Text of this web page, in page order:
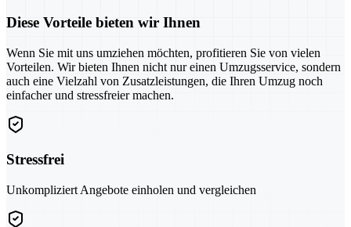
Diese Vorteile bieten wir Ihnen
Wenn Sie mit uns umziehen möchten, profitieren Sie von vielen
Vorteilen. Wir bieten Ihnen nicht nur einen Umzugsservice, sondern
auch eine Vielzahl von Zusatzleistungen, die Ihren Umzug noch
einfacher und stressfreier machen.
Stressfrei
Unkompliziert Angebote einholen und vergleichen